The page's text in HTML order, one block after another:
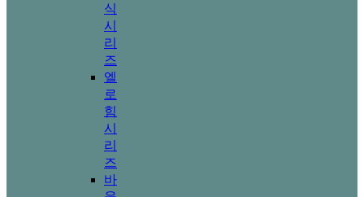
식
시
리
즈
엘
로
힘
시
리
즈
바